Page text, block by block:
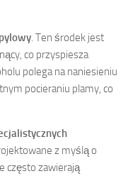
. Ten środek jest
co przyspiesza
polega na naniesieniu
pocieraniu plamy, co
z myślą o
często zawierają